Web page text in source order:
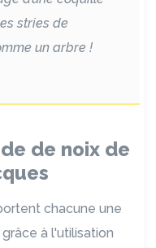
stries de
un arbre !
de noix de
chacune une
à l'utilisation